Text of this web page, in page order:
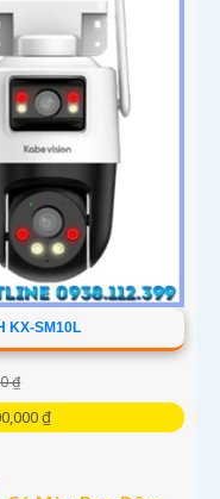
KX-SM10L
₫
₫